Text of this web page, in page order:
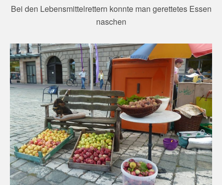
Bei den Lebensmittelrettern konnte man gerettetes Essen
naschen